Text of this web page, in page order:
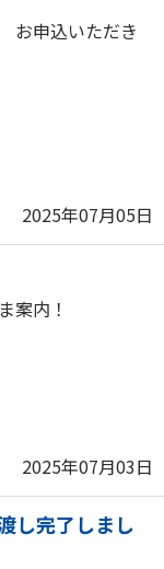
お申込いただき
2025年07月05日
案内！
2025年07月03日
し完了しまし